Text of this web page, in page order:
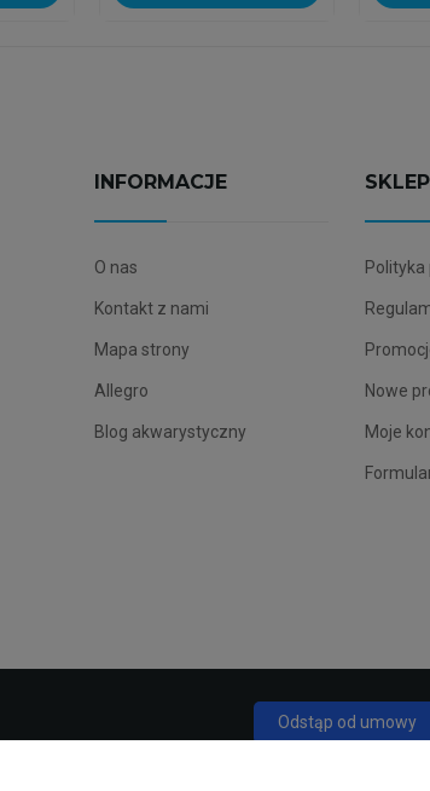
INFORMACJE
O nas
Kontakt z nami
Mapa strony
Allegro
Blog akwarystyczny
SKLEP
Nowe
Moje
Odstąp od umowy